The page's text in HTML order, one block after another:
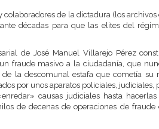
colaboradores de la dictadura (los
décadas para que las elites del
de José Manuel Villarejo Pérez
fraude masivo a la ciudadanía, que
la descomunal estafa que cometía su
por unos aparatos policiales,
causas judiciales hasta
de decenas de operaciones de